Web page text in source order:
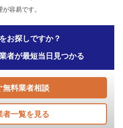
容易です。
お探しですか？
者が最短当日見つかる
無料業者相談
者一覧を見る